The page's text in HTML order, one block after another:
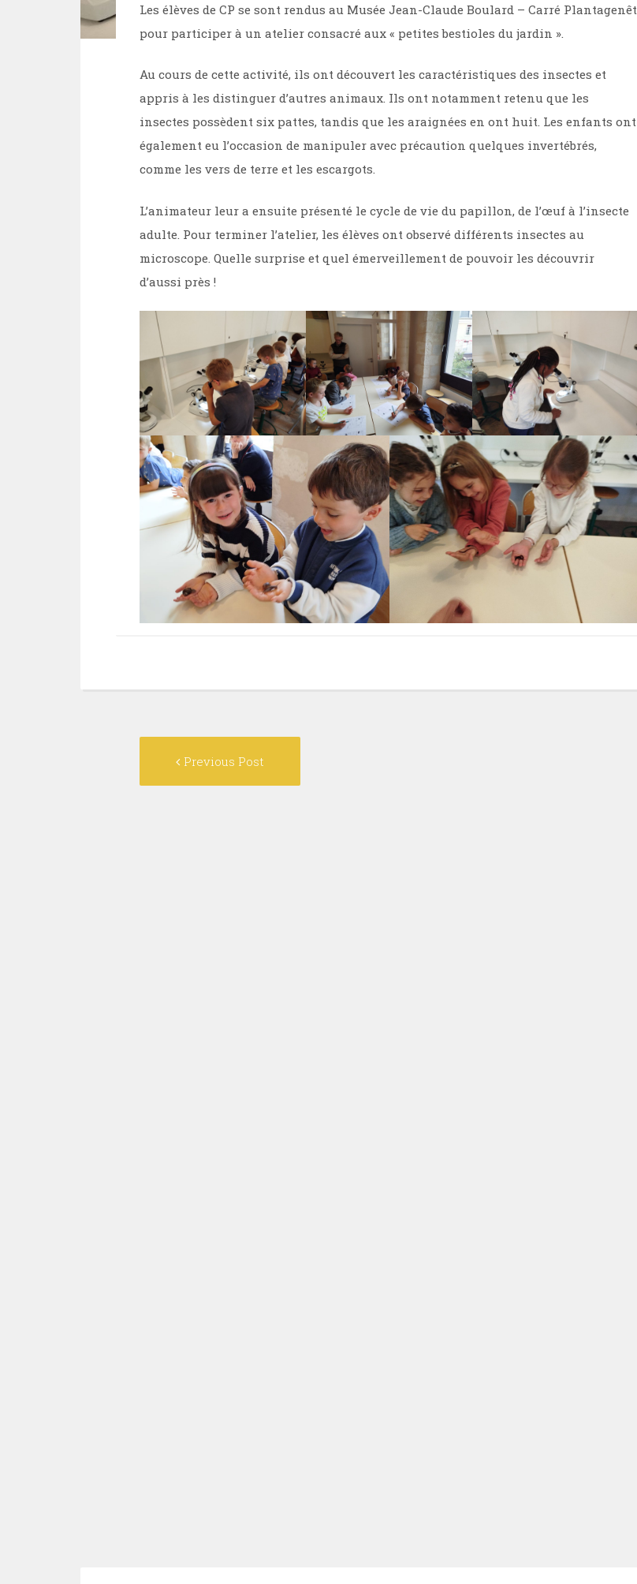
Les élèves de CP se sont rendus au Musée Jean-Claude Boulard – Carré Plantagenêt
pour participer à un atelier consacré aux « petites bestioles du jardin ».
Au cours de cette activité, ils ont découvert les caractéristiques des insectes et
appris à les distinguer d’autres animaux. Ils ont notamment retenu que les
insectes possèdent six pattes, tandis que les araignées en ont huit. Les enfants ont
également eu l’occasion de manipuler avec précaution quelques invertébrés,
comme les vers de terre et les escargots.
L’animateur leur a ensuite présenté le cycle de vie du papillon, de l’œuf à l’insecte
adulte. Pour terminer l’atelier, les élèves ont observé différents insectes au
microscope. Quelle surprise et quel émerveillement de pouvoir les découvrir
d’aussi près !
navigation
Previous Post